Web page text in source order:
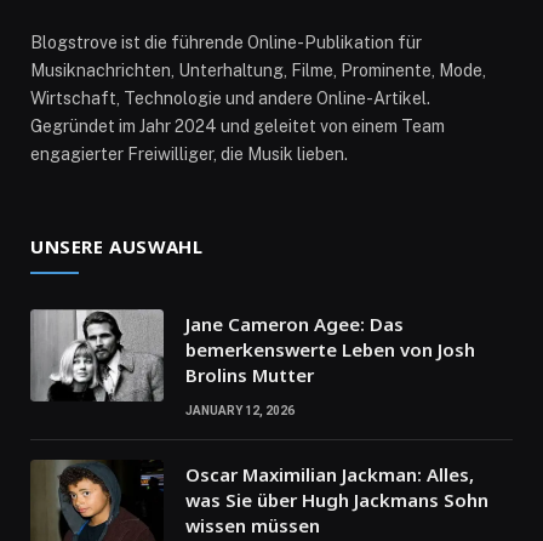
Blogstrove ist die führende Online-Publikation für
Musiknachrichten, Unterhaltung, Filme, Prominente, Mode,
Wirtschaft, Technologie und andere Online-Artikel.
Gegründet im Jahr 2024 und geleitet von einem Team
engagierter Freiwilliger, die Musik lieben.
UNSERE AUSWAHL
Jane Cameron Agee: Das
bemerkenswerte Leben von Josh
Brolins Mutter
JANUARY 12, 2026
Oscar Maximilian Jackman: Alles,
was Sie über Hugh Jackmans Sohn
wissen müssen